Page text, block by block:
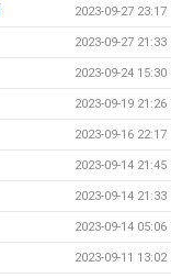
2023-09-27 23:17
2023-09-27 21:33
2023-09-24 15:30
2023-09-19 21:26
2023-09-16 22:17
2023-09-14 21:45
2023-09-14 21:33
2023-09-14 05:06
2023-09-11 13:02